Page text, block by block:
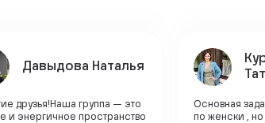
Давыдова Наталья
друзья!Наша группа — это
и энергичное пространство
Основная
по женски ,